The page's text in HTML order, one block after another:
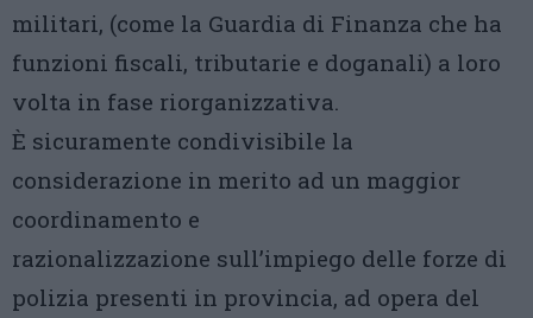
militari, (come la Guardia di Finanza che ha
funzioni fiscali, tributarie e doganali) a loro
volta in fase riorganizzativa.
È sicuramente condivisibile la
considerazione in merito ad un maggior
coordinamento e
razionalizzazione sull’impiego delle forze di
polizia presenti in provincia, ad opera del